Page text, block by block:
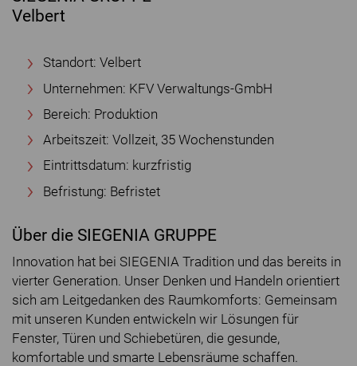
Velbert
Standort: Velbert
Unternehmen: KFV Verwaltungs-GmbH
Bereich: Produktion
Arbeitszeit: Vollzeit, 35 Wochenstunden
Eintrittsdatum: kurzfristig
Befristung: Befristet
Über die SIEGENIA GRUPPE
Innovation hat bei SIEGENIA Tradition und das bereits in
vierter Generation. Unser Denken und Handeln orientiert
sich am Leitgedanken des Raumkomforts: Gemeinsam
mit unseren Kunden entwickeln wir Lösungen für
Fenster, Türen und Schiebetüren, die gesunde,
komfortable und smarte Lebensräume schaffen.